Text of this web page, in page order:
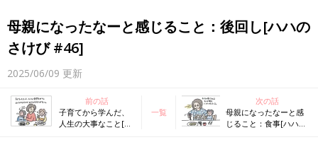
母親になったなーと感じること：後回し[ハハの
さけび #46]
2025/06/09 更新
前の話
子育てから学んだ、
人生の大事なこと[ハ
一覧
次の話
母親になったなーと感
じること：食事[ハハの